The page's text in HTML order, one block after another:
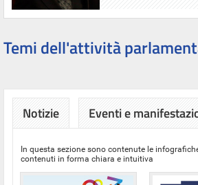
Temi dell'attività
Notizie Eventi e
In questa sezione sono contenute le
contenuti in forma chiara e intuitiva